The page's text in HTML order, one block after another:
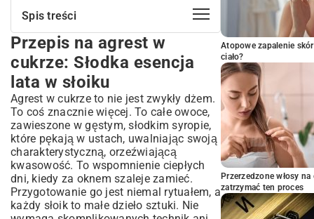
Spis treści
Przepis na agrest w cukrze: Słodka
esencja lata w słoiku
Dlaczego warto przygotować agrest w
cukrze?
Sekrety wyboru idealnego agrestu do
przetworów
Jakie składniki będą potrzebne?
Krok po kroku: Jak przygotować
doskonały agrest w cukrze
Przygotowanie agrestu: Mycie i drylowanie
Warstwowanie i zasypywanie cukrem
Proces pasteryzacji: Bezpieczne
Przepis na agrest w
cukrze: Słodka esencja
lata w słoiku
Agrest w cukrze to nie jest zwykły dżem.
To coś znacznie więcej. To całe owoce,
zawieszone w gęstym, słodkim syropie,
które pękają w ustach, uwalniając swoją
charakterystyczną, orzeźwiającą
kwasowość. To wspomnienie ciepłych
dni, kiedy za oknem szaleje zamieć.
Przygotowanie go jest niemal rytuałem, a
każdy słoik to małe dzieło sztuki. Nie
Atopowe zapalenie
ciało?
Przerzedzone włosy
zatrzymać ten proces